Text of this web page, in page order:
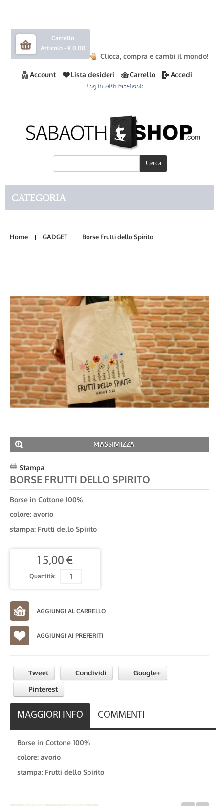
Carrello
Articolo - € 0,00
Clicca, compra e cambi il mondo!
Account Lista desideri Carrello Accedi
Log in with facebook
CATEGORIA
Home GADGET Borse Frutti dello Spirito
MASSIMIZZA
Stampa
BORSE FRUTTI DELLO SPIRITO
Borse in Cottone 100%
colore: avorio
stampa: Frutti dello Spirito
15,00 €
Quantità:
AGGIUNGI AI PREFERITI
Tweet Condividi
Google+
Pinterest
MAGGIORI INFO COMMENTI
Borse in Cottone 100%
colore: avorio
stampa: Frutti dello Spirito